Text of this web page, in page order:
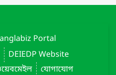
Portal
DEIEDP Website
যোগাযোগ